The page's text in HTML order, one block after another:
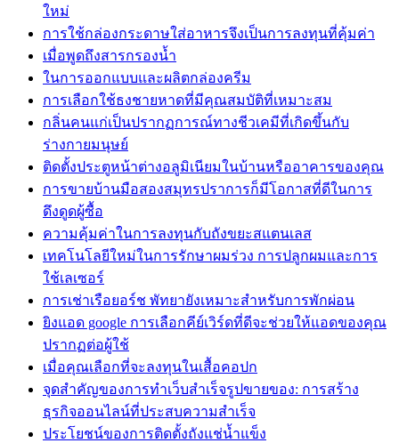
ใหม่
การใช้กล่องกระดาษใส่อาหารจึงเป็นการลงทุนที่คุ้มค่า
เมื่อพูดถึงสารกรองน้ำ
ในการออกแบบและผลิตกล่องครีม
การเลือกใช้ธงชายหาดที่มีคุณสมบัติที่เหมาะสม
กลิ่นคนแก่เป็นปรากฏการณ์ทางชีวเคมีที่เกิดขึ้นกับ
ร่างกายมนุษย์
ติดตั้งประตูหน้าต่างอลูมิเนียมในบ้านหรืออาคารของคุณ
การขายบ้านมือสองสมุทรปราการก็มีโอกาสที่ดีในการ
ดึงดูดผู้ซื้อ
ความคุ้มค่าในการลงทุนกับถังขยะสแตนเลส
เทคโนโลยีใหม่ในการรักษาผมร่วง การปลูกผมและการ
ใช้เลเซอร์
การเช่าเรือยอร์ช พัทยายังเหมาะสำหรับการพักผ่อน
ยิงแอด google การเลือกคีย์เวิร์ดที่ดีจะช่วยให้แอดของคุณ
ปรากฏต่อผู้ใช้
เมื่อคุณเลือกที่จะลงทุนในเสื้อคอปก
จุดสำคัญของการทำเว็บสำเร็จรูปขายของ: การสร้าง
ธุรกิจออนไลน์ที่ประสบความสำเร็จ
ประโยชน์ของการติดตั้งถังแช่น้ำแข็ง